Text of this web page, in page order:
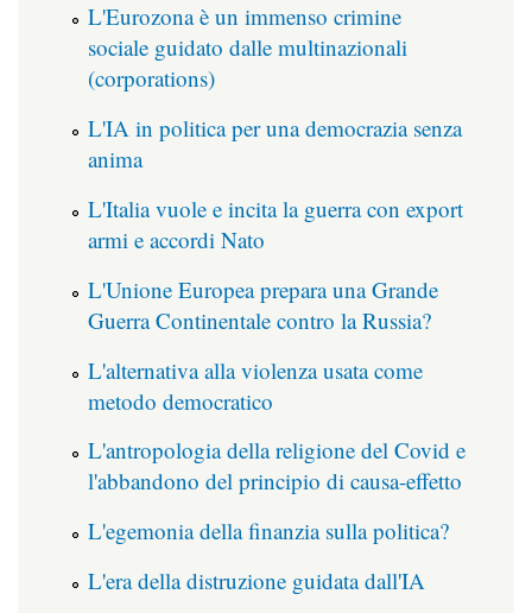
L'Eurozona è un immenso crimine
sociale guidato dalle multinazionali
(corporations)
L'IA in politica per una democrazia senza
anima
L'Italia vuole e incita la guerra con export
armi e accordi Nato
L'Unione Europea prepara una Grande
Guerra Continentale contro la Russia?
L'alternativa alla violenza usata come
metodo democratico
L'antropologia della religione del Covid e
l'abbandono del principio di causa-effetto
L'egemonia della finanzia sulla politica?
L'era della distruzione guidata dall'IA